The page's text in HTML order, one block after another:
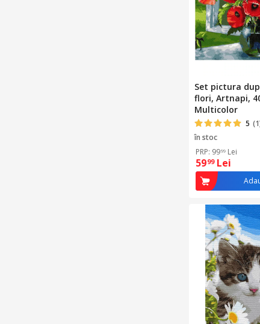
Set pictura
flori, Artnapi,
Multicolor
5
în stoc
PRP: 9999 Lei
5999 Lei